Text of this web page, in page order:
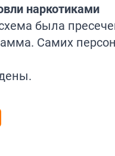
наркотиками
была
Самих